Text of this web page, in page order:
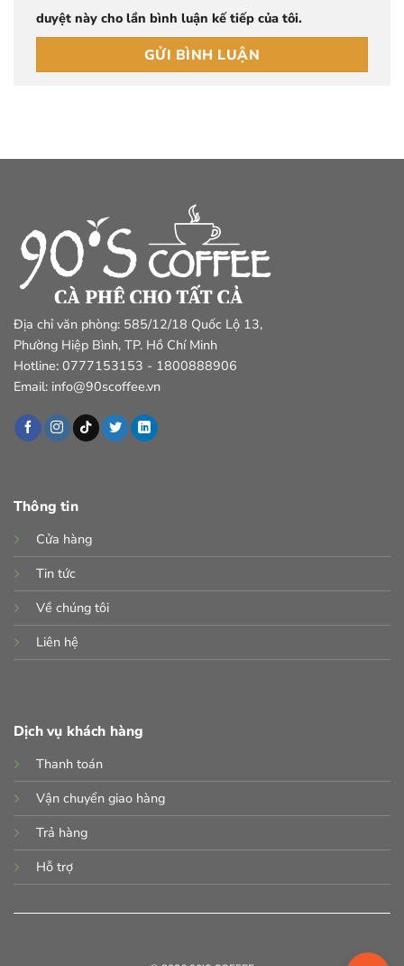
duyệt này cho lần bình luận kế tiếp của tôi.
Địa chỉ văn phòng: 585/12/18 Quốc Lộ 13,
Phường Hiệp Bình, TP. Hồ Chí Minh
Hotline: 0777153153 - 1800888906
Email: info@90scoffee.vn
Thông tin
Cửa hàng
Tin tức
Về chúng tôi
Liên hệ
Dịch vụ khách hàng
Thanh toán
Vận chuyển giao hàng
Trả hàng
Hỗ trợ